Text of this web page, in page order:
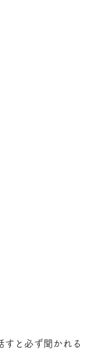
すと必ず聞かれる